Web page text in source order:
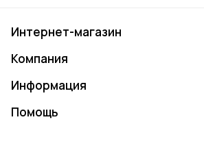
Интернет-магазин
Компания
Информация
Помощь